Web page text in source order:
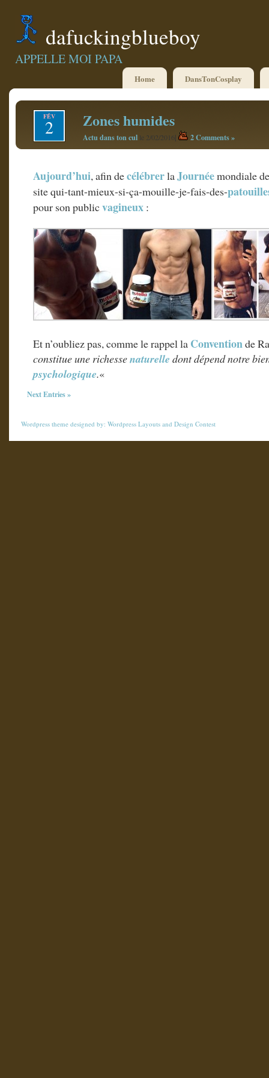
dafuckingblueboy
APPELLE MOI PAPA
Home DansTonCosplay
FÉV
2 Zones humides
Actu dans ton cul le 2/02/2016| 2 Comments »
Aujourd’hui, afin decélébrerlaJournéemondiale
site qui-tant-mieux-si-ça-mouille-je-fais-des-
pour son publicvagineux :
Et n’oubliez pas, comme le rappel la Conventionde
constitue une richessenaturelle dont dépend notre
psychologique.«
Next Entries »
Wordpress theme designed by: Wordpress Layouts and Design Contest